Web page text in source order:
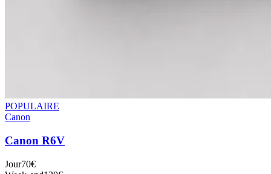
POPULAIRE
Canon
Canon R6V
Jour70€